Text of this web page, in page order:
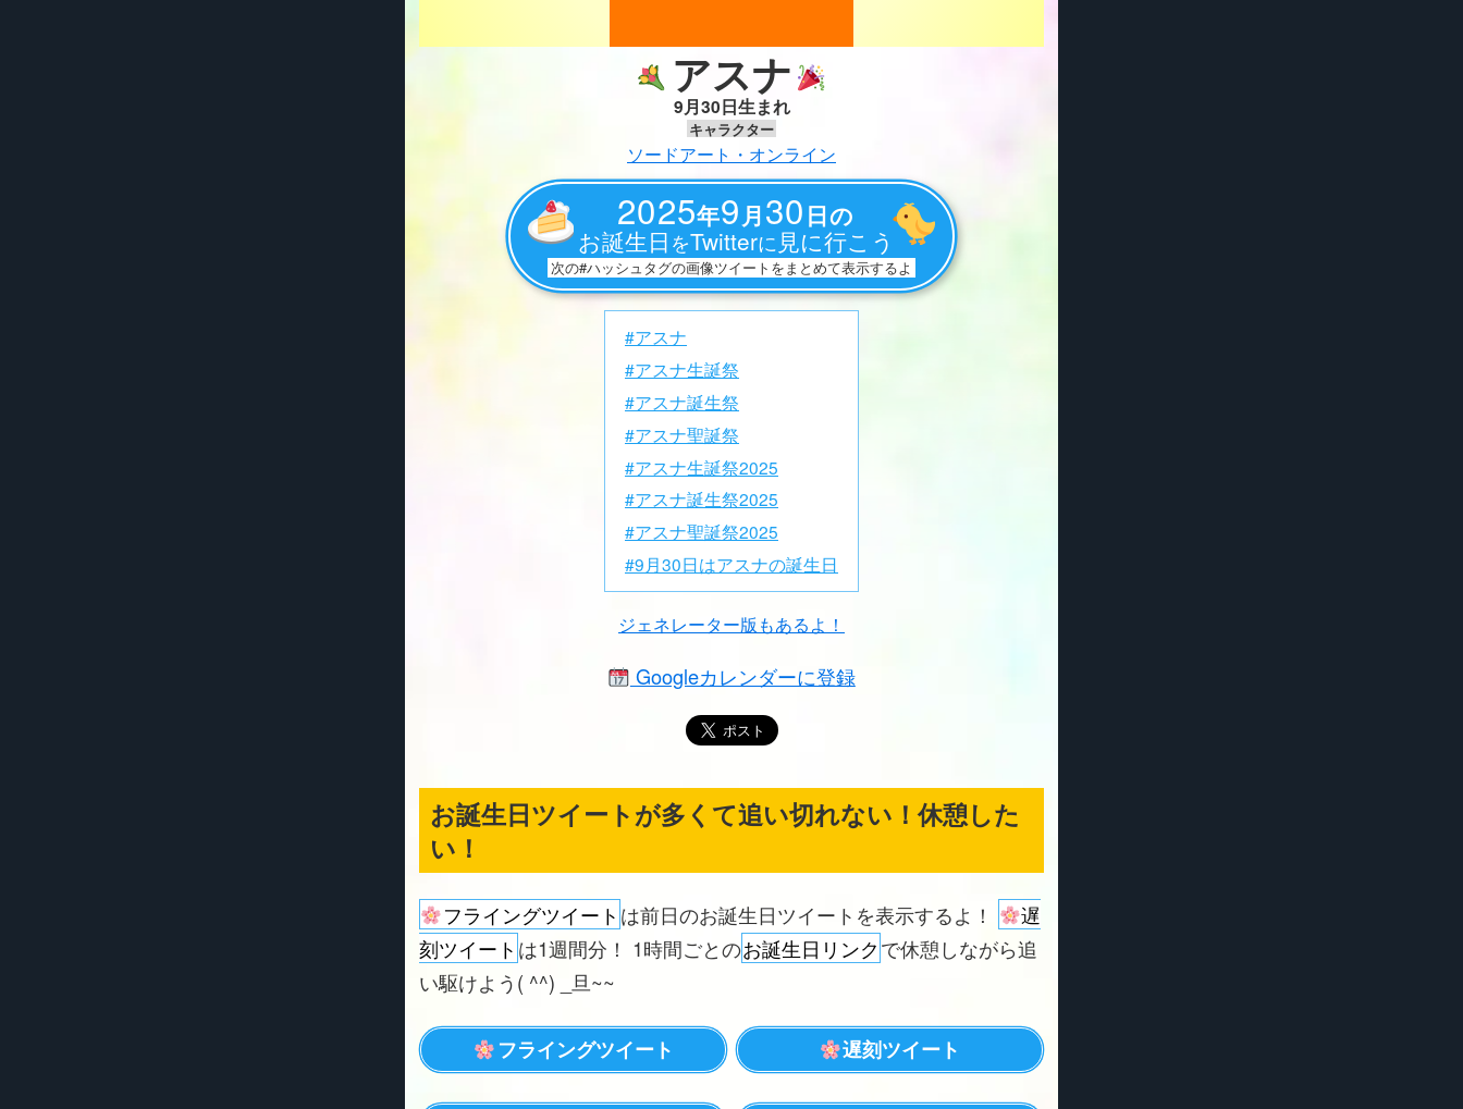
アスナ
9月30日生まれ
キャラクター
ソードアート・オンライン
2025年9 月30 日の
お誕生日をTwitterに見に行こう
次の#ハッシュタグの画像ツイートをまとめて表示するよ
#アスナ
#アスナ生誕祭
#アスナ誕生祭
#アスナ聖誕祭
#アスナ生誕祭2025
#アスナ誕生祭2025
#アスナ聖誕祭2025
#9月30日はアスナの誕生日
ジェネレーター版もあるよ！
Googleカレンダーに登録
お誕生日ツイートが多くて追い切れない！休憩した
い！
フライングツイート は前日のお誕生日ツイートを表示するよ！
遅
刻ツイート は1週間分！ 1時間ごとのお誕生日リンクで休憩しながら追
い駆けよう( ^^) _旦~~
フライングツイート 遅刻ツイート